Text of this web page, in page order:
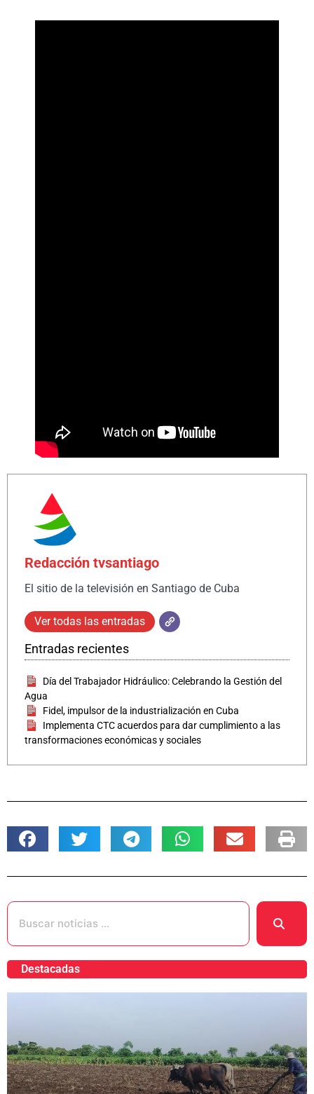
Redacción tvsantiago
El sitio de la televisión en Santiago de Cuba
Ver todas las entradas
Entradas recientes
Día del Trabajador Hidráulico: Celebrando la Gestión del
Agua
Fidel, impulsor de la industrialización en Cuba
Implementa CTC acuerdos para dar cumplimiento a las
transformaciones económicas y sociales
Destacadas